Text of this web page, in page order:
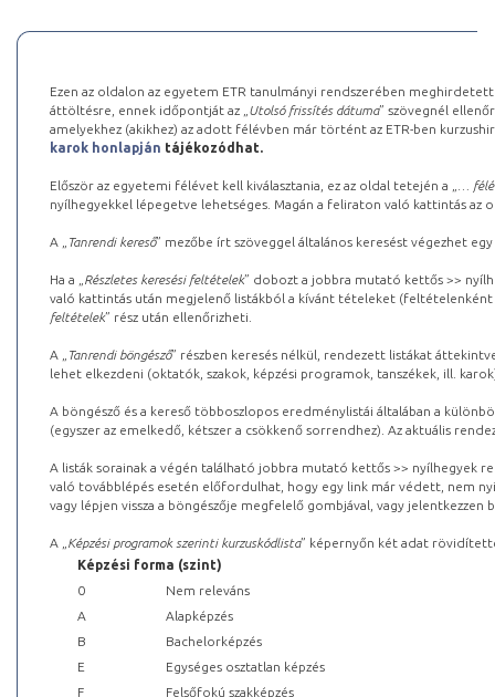
Ezen az oldalon az egyetem ETR tanulmányi rendszerében
áttöltésre, ennek időpontját az „ Utolsó frissítés dátuma” szövegnél
amelyekhez (akikhez) az adott félévben már történt az ETR-ben
karok honlapján tájékozódhat.
Először az egyetemi félévet kell kiválasztania, ez az oldal tetején a „
…
nyílhegyekkel lépegetve lehetséges. Magán a feliraton való kattintás az
A „ Tanrendi kereső” mezőbe írt szöveggel általános keresést végezhet
Ha a „ Részletes keresési feltételek” dobozt a jobbra mutató kettős >>
való kattintás után megjelenő listákból a kívánt tételeket (feltételenként
feltételek” rész után ellenőrizheti.
A „ Tanrendi böngésző” részben keresés nélkül, rendezett listákat
lehet elkezdeni (oktatók, szakok, képzési programok, tanszékek, ill.
A böngésző és a kereső többoszlopos eredménylistái általában a
(egyszer az emelkedő, kétszer a csökkenő sorrendhez). Az aktuális
A listák sorainak a végén található jobbra mutató kettős >> nyílhegyek
való továbblépés esetén előfordulhat, hogy egy link már védett, nem
vagy lépjen vissza a böngészője megfelelő gombjával, vagy
A „ Képzési programok szerinti kurzuskódlista” képernyőn két adat
Képzési forma (szint)
0
Nem releváns
A
Alapképzés
B
Bachelorképzés
E
Egységes osztatlan képzés
F
Felsőfokú szakképzés